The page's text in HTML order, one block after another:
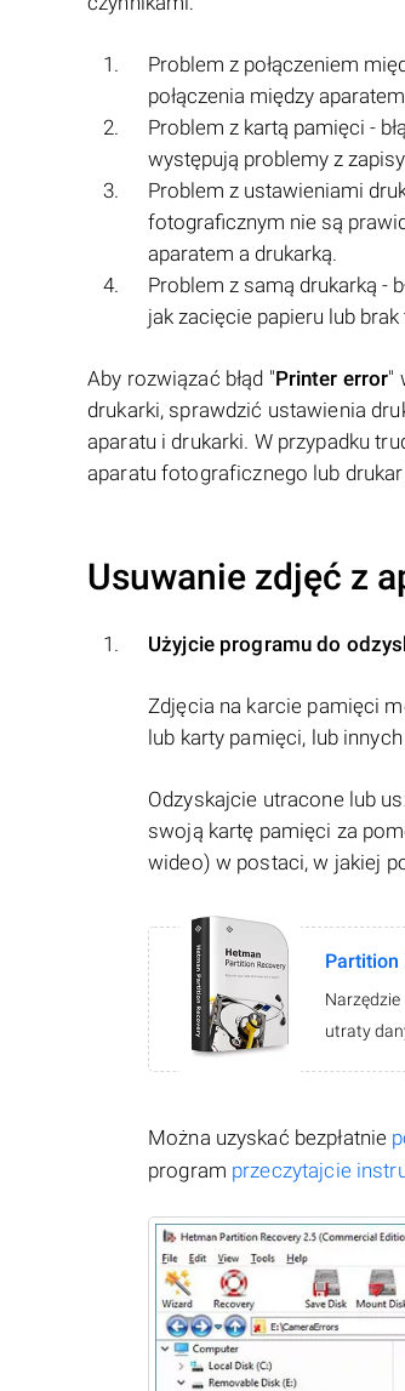
Problem z połączeniem
połączenia między
Problem z kartą pamięci -
występują problemy z
Problem z ustawieniami
fotograficznym nie są
aparatem a drukarką.
Problem z samą drukarką -
jak zacięcie papieru lub brak
Aby rozwiązać błąd "Printer error"
drukarki, sprawdzić ustawienia
aparatu i drukarki. W przypadku
aparatu fotograficznego lub
Usuwanie zdjęć z
Użyjcie programu do
Zdjęcia na karcie pamięci
lub karty pamięci, lub
Odzyskajcie utracone lub
swoją kartę pamięci za
wideo) w postaci, w jakiej
Partition
utraty
Można uzyskać bezpłatnie
program przeczytajcie